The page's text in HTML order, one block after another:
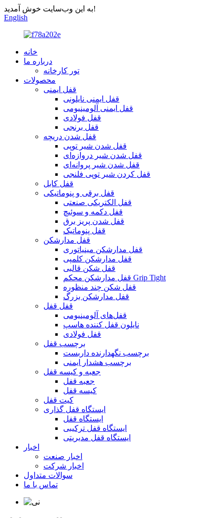
به این وب‌سایت خوش آمدید!
English
خانه
درباره ما
تور کارخانه
محصولات
قفل ایمنی
قفل ایمنی نایلونی
قفل ایمنی آلومینیومی
قفل فولادی
قفل برنجی
قفل شدن دریچه
قفل شدن شیر توپی
قفل شدن شیر دروازه‌ای
قفل شدن شیر پروانه‌ای
قفل کردن شیر توپی فلنجی
قفل کابل
قفل برقی و پنوماتیکی
قفل الکتریکی صنعتی
قفل دکمه و سوئیچ
قفل شدن پریز برق
قفل پنوماتیک
قفل مدارشکن
قفل مدارشکن مینیاتوری
قفل مدارشکن کلمپی
قفل شکن قالبی
قفل مدارشکن محکم Grip Tight
قفل شکن چند منظوره
قفل مدارشکن بزرگ
قفل قفل
قفل‌های آلومینیومی
نایلون قفل کننده هاسپ
قفل فولادی
برچسب قفل
برچسب نگهدارنده داربست
برچسب هشدار ایمنی
جعبه و کیسه قفل
جعبه قفل
کیسه قفل
کیت قفل
ایستگاه قفل گذاری
ایستگاه قفل
ایستگاه قفل ترکیبی
ایستگاه قفل مدیریتی
اخبار
اخبار صنعت
اخبار شرکت
سوالات متداول
تماس با ما